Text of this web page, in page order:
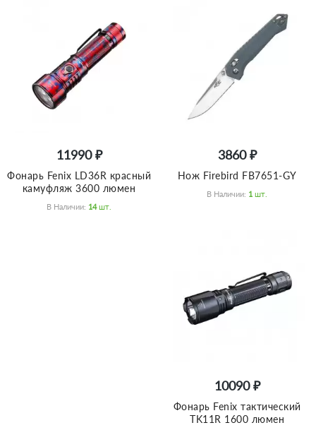
11990 ₽
Фонарь Fenix LD36R красный
камуфляж 3600 люмен
В Наличии: 14 Шт.
3860 ₽
Нож Firebird FB7651-GY
В Наличии: 1 Шт.
10090 ₽
Фонарь Fenix тактический
TK11R 1600 люмен